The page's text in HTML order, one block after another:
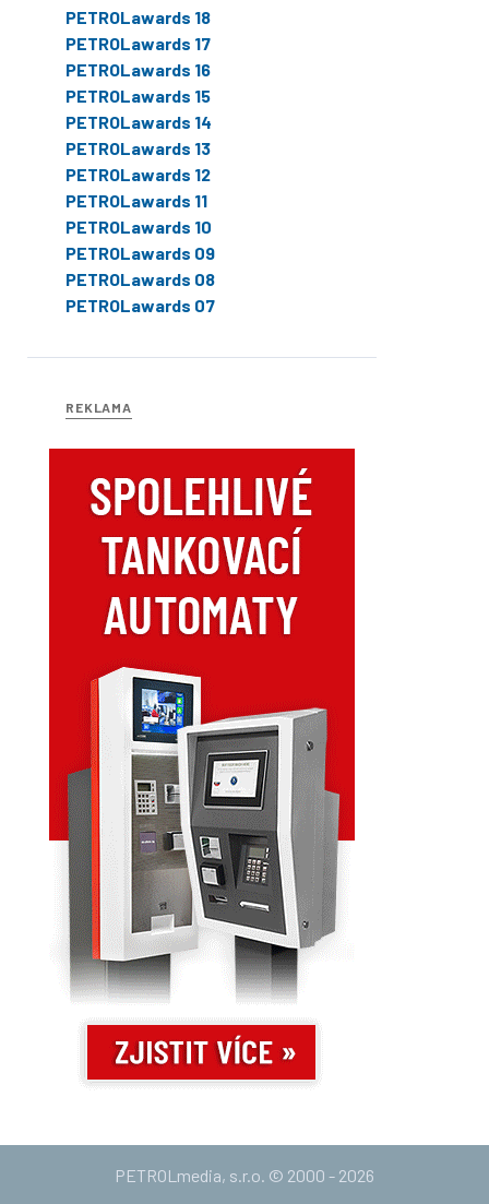
PETROLawards 18
PETROLawards 17
PETROLawards 16
PETROLawards 15
PETROLawards 14
PETROLawards 13
PETROLawards 12
PETROLawards 11
PETROLawards 10
PETROLawards 09
PETROLawards 08
PETROLawards 07
REKLAMA
PETROLmedia, s.r.o. © 2000 - 2026